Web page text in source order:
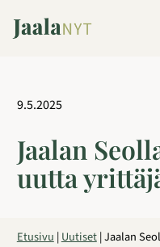
sisältöön
9.5.2025
Jaalan
uutta
Etusivu|Uutiset|Jaalan